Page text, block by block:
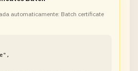
automaticamente: Batch certificate